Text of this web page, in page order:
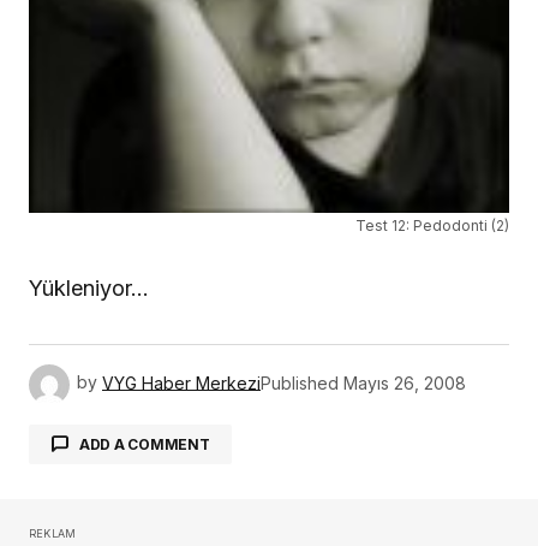
Test 12: Pedodonti (2)
Yükleniyor…
by VYG Haber MerkeziPublished Mayıs 26, 2008
ADD A COMMENT
REKLAM